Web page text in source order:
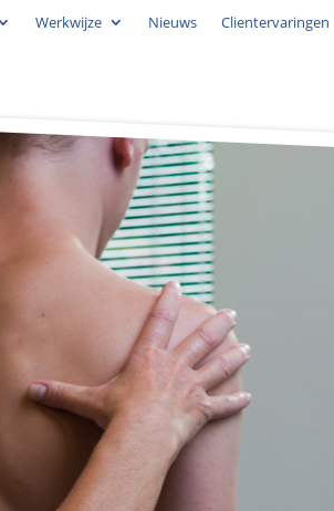
Werkwijze Nieuws Clientervaringen